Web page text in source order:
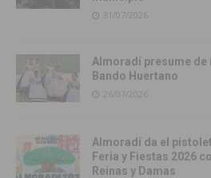
31/07/2026
Almoradí presume
Bando Huertano
26/07/2026
Almoradí da el
Feria y Fiestas 2026
Reinas y Damas